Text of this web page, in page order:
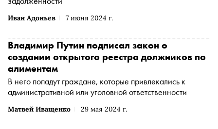
Иван Адоньев 7 июня 2024 г.
Матвей Иващенко 29 мая 2024 г.
Владимир Путин подписал закон о
создании открытого реестра должников по
алиментам
В него попадут граждане, которые привлекались к
административной или уголовной ответственности